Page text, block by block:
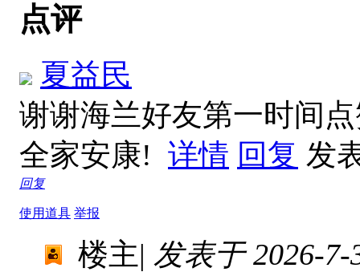
点评
夏益民
谢谢海兰好友第一时间
全家安康! 详情 回复 发
回复
使用道具 举报
楼主| 发表于 2026-7-